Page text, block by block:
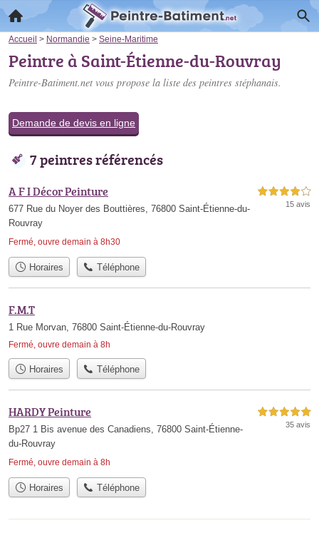
Accueil > Normandie > Seine-Maritime
Peintre à Saint-Étienne-du-Rouvray
Peintre-Batiment.net vous propose la liste des peintres stéphanais.
Demande de devis en ligne
7 peintres référencés
A F I Décor Peinture
677 Rue du Noyer des Bouttières, 76800 Saint-Étienne-du-
Rouvray
Fermé, ouvre demain à 8h30
4,0 étoiles sur 5
15 avis
Horaires Téléphone
F.M.T
1 Rue Morvan, 76800 Saint-Étienne-du-Rouvray
Fermé, ouvre demain à 8h
Horaires Téléphone
HARDY Peinture
Bp27 1 Bis avenue des Canadiens, 76800 Saint-Étienne-
du-Rouvray
Fermé, ouvre demain à 8h
5,0 étoiles sur 5
35 avis
Horaires Téléphone